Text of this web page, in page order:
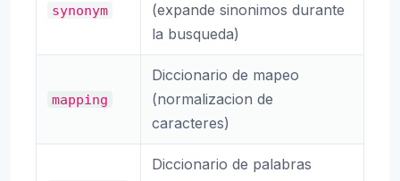
synonym
(expande sinonimos durante
la busqueda)
mapping
Diccionario de mapeo
(normalizacion de
caracteres)
Diccionario de palabras